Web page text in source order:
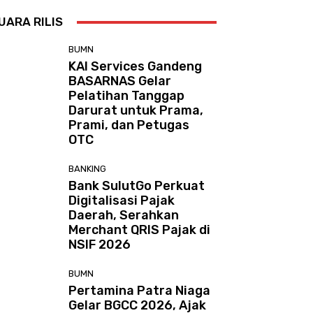
RILIS
BUMN
KAI Services Gandeng
BASARNAS Gelar
Pelatihan Tanggap
Darurat untuk Prama,
Prami, dan Petugas
OTC
BANKING
Bank SulutGo Perkuat
Digitalisasi Pajak
Daerah, Serahkan
Merchant QRIS Pajak di
NSIF 2026
BUMN
Pertamina Patra Niaga
Gelar BGCC 2026, Ajak